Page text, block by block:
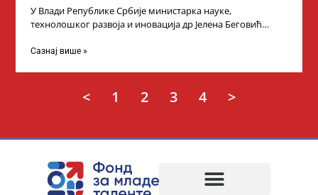
У Влади Републике Србије министарка науке,
технолошког развоја и иновација др Јелена Беговић
Сазнај више »
< 1 2 3 4 >